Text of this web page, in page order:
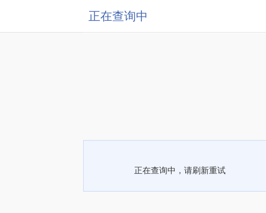
正在查询中
正在查询中，请刷新重试